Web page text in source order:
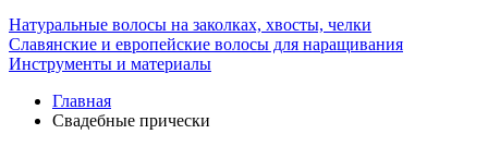
Натуральные волосы на заколках, хвосты, челки
Славянские и европейские волосы для наращивания
Инструменты и материалы
Главная
Свадебные прически